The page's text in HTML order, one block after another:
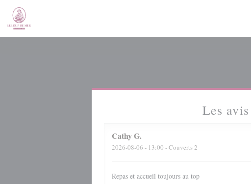
Les
CathyG
2026-08-06 - 13:00 - Couverts 2
Repas et accueil toujours au top